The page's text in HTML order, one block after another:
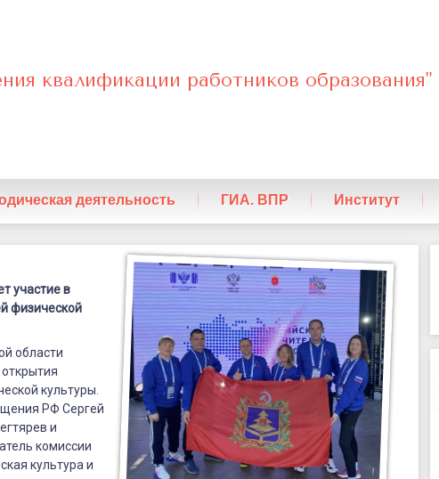
квалификации работников образования"
деятельность ГИА. ВПР Институт
участие в
физической
области
культуры.
РФ Сергей
и
комиссии
культура и